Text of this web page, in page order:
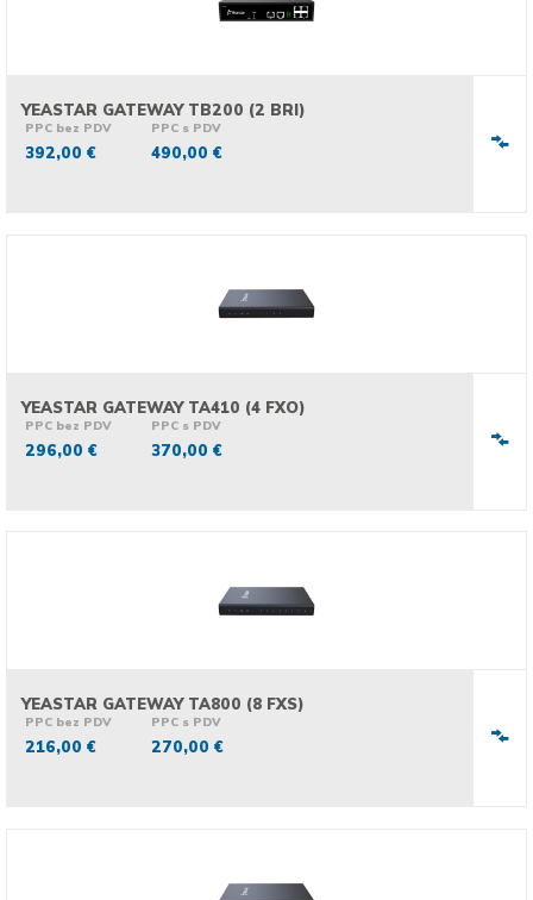
YEASTAR GATEWAY TB200 (2 BRI)
PPC bez PDV
392,00 €
PPC s PDV
490,00 €
YEASTAR GATEWAY TA410 (4 FXO)
PPC bez PDV
296,00 €
PPC s PDV
370,00 €
YEASTAR GATEWAY TA800 (8 FXS)
PPC bez PDV
216,00 €
PPC s PDV
270,00 €